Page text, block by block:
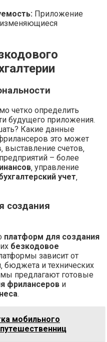
Приложение
изменяющиеся
четко определить
будущего приложения.
Какие данные
это может
выставление счетов‚
– более
‚ управление
учет‚
создания
платформ для создания
безкодовое
зависит от
бюджета и технических
предлагают готовые
фрилансеров и
.
мобильного